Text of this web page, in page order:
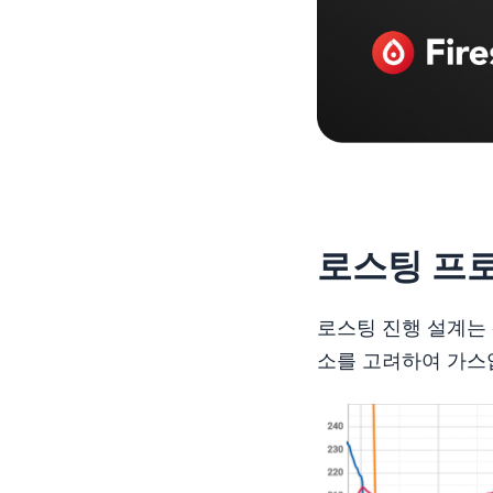
로스팅 프
로스팅 진행 설계
소를 고려하여 가